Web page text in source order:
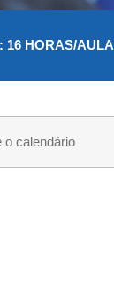
16 HORAS/AULA
o calendário